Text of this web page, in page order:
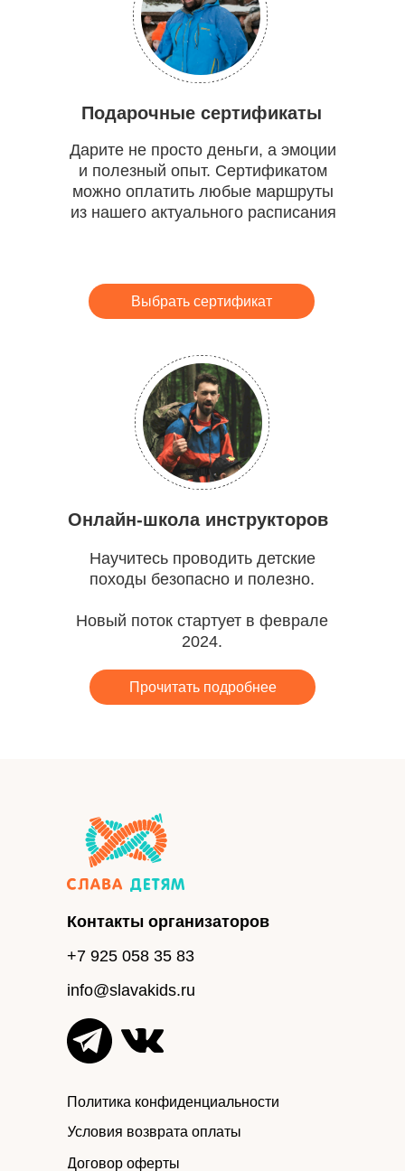
Подарочные сертификаты
Выбрать сертификат
Дарите не просто деньги, а эмоции
и полезный опыт. Сертификатом
можно оплатить любые маршруты
из нашего актуального расписания
Онлайн-школа инструкторов
Прочитать подробнее
Научитесь проводить детские
походы безопасно и полезно.
Новый поток стартует в феврале
2024.
info@slavakids.ru
Контакты организаторов
+7 925 058 35 83
Политика конфиденциальности
Условия возврата оплаты
Договор оферты